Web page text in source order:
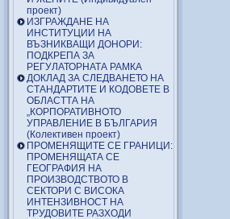
проект)
ИЗГРАЖДАНЕ НА
ИНСТИТУЦИИ НА
ВЪЗНИКВАЩИ ДОНОРИ:
ПОДКРЕПА ЗА
РЕГУЛАТОРНАТА РАМКА
ДОКЛАД ЗА СЛЕДВАНЕТО НА
СТАНДАРТИТЕ И КОДОВЕТЕ В
ОБЛАСТТА НА
„КОРПОРАТИВНОТО
УПРАВЛЕНИЕ В БЪЛГАРИЯ
(Колективен проект)
ПРОМЕНЯЩИТЕ СЕ ГРАНИЦИ:
ПРОМЕНЯЩАТА СЕ
ГЕОГРАФИЯ НА
ПРОИЗВОДСТВОТО В
СЕКТОРИ С ВИСОКА
ИНТЕНЗИВНОСТ НА
ТРУДОВИТЕ РАЗХОДИ